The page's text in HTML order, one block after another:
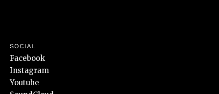
SOCIAL
Facebook
Instagram
Youtube